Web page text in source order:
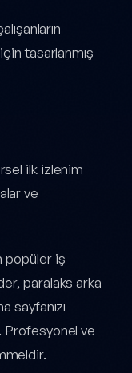
tasarlanmış
ilk izlenim
ve
popüler iş
paralaks arka
sayfanızı
Profesyonel ve